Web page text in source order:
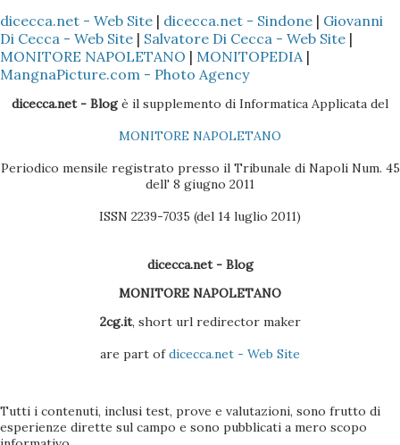
messaggio è un vostro conoscente (follower) e quindi lo
considerate attendibile In rosso è sottolineato l'indirizzo
del sito dove vi state collegando che è simile a quello di
&account_secure_login FireFox e Google, credo lo
abbiano già considerato contraffatto, comunque allerta...
sempre...
dicecca.net - Web Site | dicecca.net - Sindone | Giovanni
Di Cecca - Web Site | Salvatore Di Cecca - Web Site |
MONITORE NAPOLETANO | MONITOPEDIA |
MangnaPicture.com - Photo Agency
dicecca.net - Blogè il supplemento di Informatica Applicata del
MONITORE NAPOLETANO
Periodico mensile registrato presso il Tribunale di Napoli Num. 45
dell' 8 giugno 2011
ISSN 2239-7035 (del 14 luglio 2011)
dicecca.net - Blog
MONITORE NAPOLETANO
2cg.it, short url redirector maker
are part ofdicecca.net - Web Site
Tutti i contenuti, inclusi test, prove e valutazioni, sono frutto di
esperienze dirette sul campo e sono pubblicati a mero scopo